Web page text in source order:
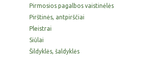
Pirmosios pagalbos vaistinėlės
Pirštinės, antpirščiai
Pleistrai
Siūlai
Šildyklės, šaldyklės